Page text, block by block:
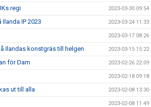
regi 2023-03-30 09:54
IP 2023 2023-03-24 11:33
2023-03-17 08:26
Ilandas konstgräs till helgen 2023-03-15 15:22
för Dam 2023-02-26 22:09
2023-02-18 09:18
ut till alla 2023-02-08 13:30
2023-02-08 11:49